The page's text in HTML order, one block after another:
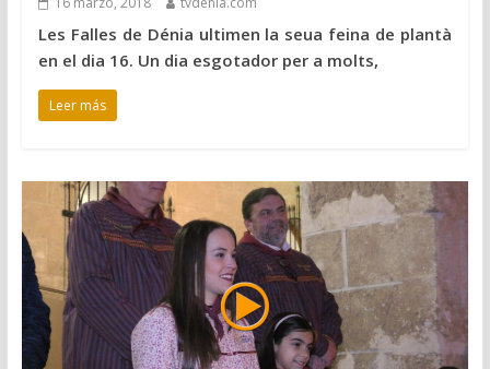
Les Falles de Dénia ultimen la seua feina de plantà
en el dia 16. Un dia esgotador per a molts,
Leer más